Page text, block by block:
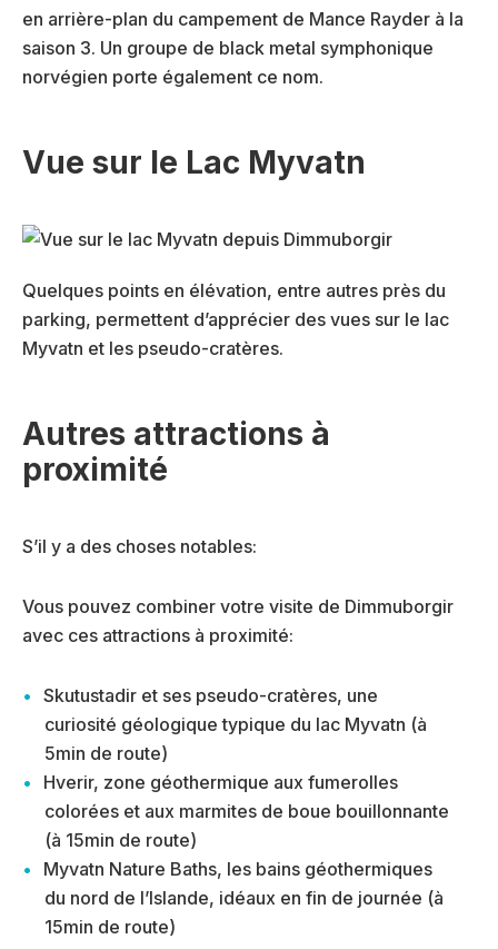
en arrière-plan du campement de Mance Rayder à la
saison 3. Un groupe de black metal symphonique
norvégien porte également ce nom.
Vue sur le Lac Myvatn
Quelques points en élévation, entre autres près du
parking, permettent d’apprécier des vues sur le lac
Myvatn et les pseudo-cratères.
Autres attractions à
proximité
S’il y a des choses notables:
Vous pouvez combiner votre visite de Dimmuborgir
avec ces attractions à proximité:
Skutustadir et ses pseudo-cratères, une
curiosité géologique typique du lac Myvatn (à
5min de route)
Hverir, zone géothermique aux fumerolles
colorées et aux marmites de boue bouillonnante
(à 15min de route)
Myvatn Nature Baths, les bains géothermiques
du nord de l’Islande, idéaux en fin de journée (à
15min de route)